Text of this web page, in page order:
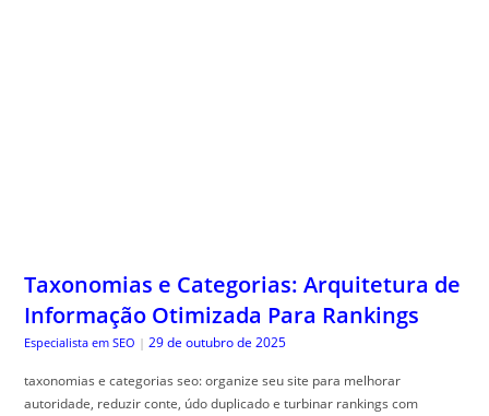
Taxonomias e Categorias: Arquitetura de
Informação Otimizada Para Rankings
Especialista em SEO | 29 de outubro de 2025
taxonomias e categorias seo: organize seu site para melhorar
autoridade, reduzir conte, údo duplicado e turbinar rankings com